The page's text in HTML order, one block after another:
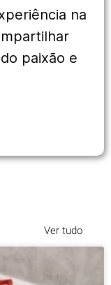
na
paixão e
Ver tudo